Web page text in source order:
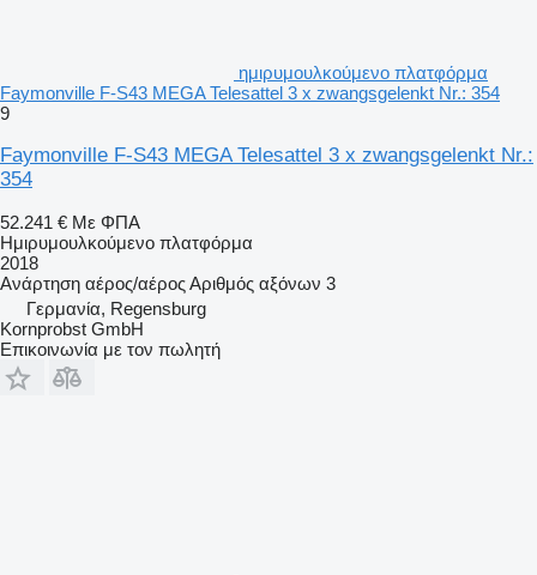
ημιρυμουλκούμενο πλατφόρμα
Faymonville F-S43 MEGA Telesattel 3 x zwangsgelenkt Nr.: 354
9
Faymonville F-S43 MEGA Telesattel 3 x zwangsgelenkt Nr.:
354
52.241 € Με ΦΠΑ
Ημιρυμουλκούμενο πλατφόρμα
2018
Ανάρτηση αέρος/αέροςΑριθμός αξόνων 3
Γερμανία, Regensburg
Kornprobst GmbH
Επικοινωνία με τον πωλητή